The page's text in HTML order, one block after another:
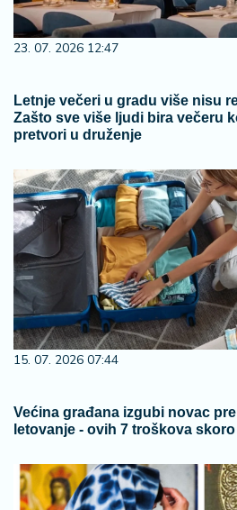
23. 07. 2026 12:47
Letnje večeri u gradu više nisu
Zašto sve više ljudi bira večeru
pretvori u druženje
15. 07. 2026 07:44
Većina građana izgubi novac
letovanje - ovih 7 troškova